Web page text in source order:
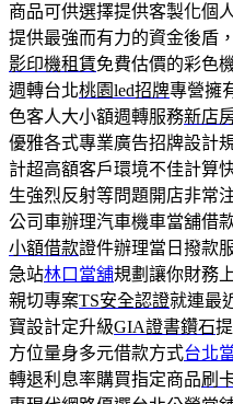
商品可供選擇提供客製化個
提供最強而有力的資金後盾
影印機租賃免費估價的彩色
週轉台北桃園led招牌專營擁
色客人大小額週轉服務新店
優雅各式專業廣告招牌設計
計超高額客戶環境不佳計算
生強烈反射等問題開店非常
公司車辦理汽車機車當舖借
小額借款證件辦理當日撥款
急站林口當舖規劃讓你財務
親切專案TS安全認證就連最
寶設計定升級GIA證書鑽石
方位量身多元借款方式台北
轉退利息率購買指定商品刷